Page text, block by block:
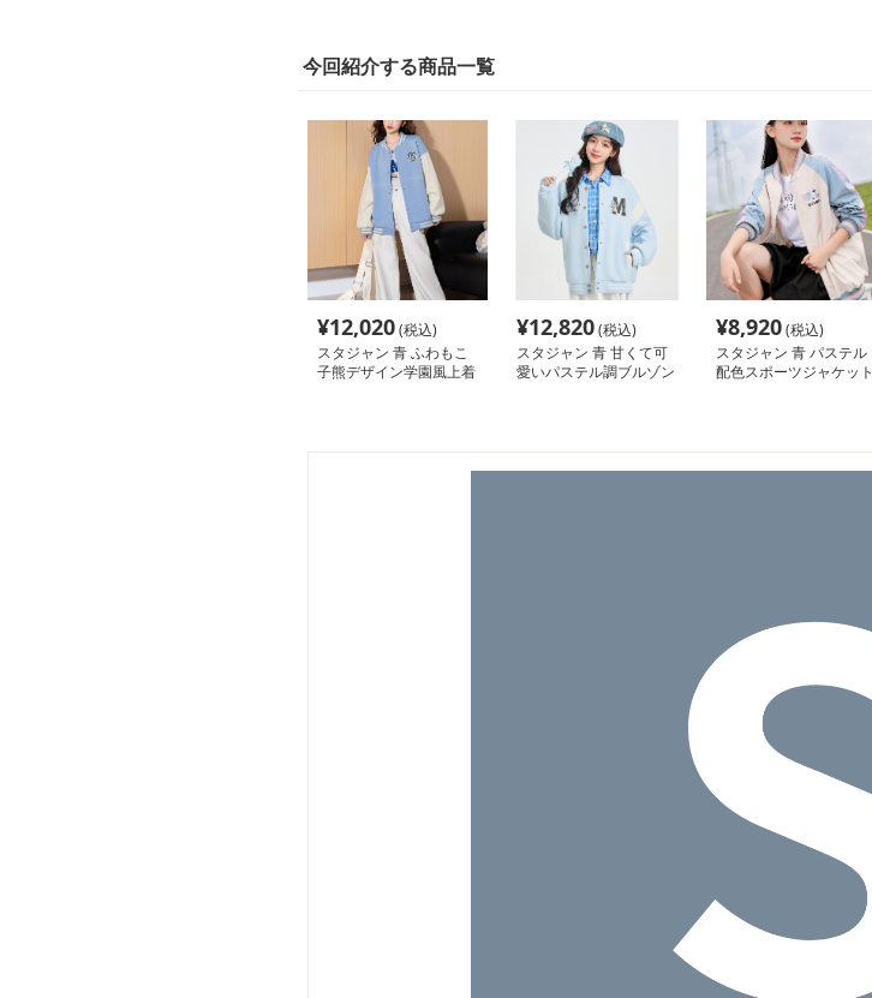
今回紹介する商品一覧
¥12,020(税込)
スタジャン 青 ふわもこ
子熊デザイン学園風上着
¥12,820(税込)
スタジャン 青 甘くて可
愛いパステル調ブルゾン
¥8,920(税込)
スタジャン 青 パステル
配色スポーツジャケット